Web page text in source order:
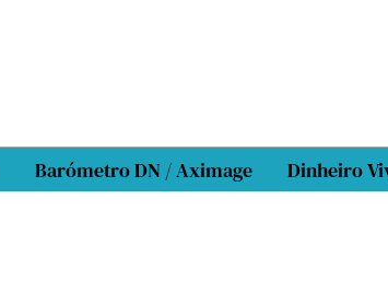
Barómetro DN / Aximage Dinheiro